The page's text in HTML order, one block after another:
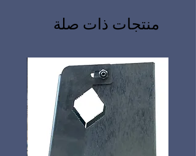
منتجات ذات صلة